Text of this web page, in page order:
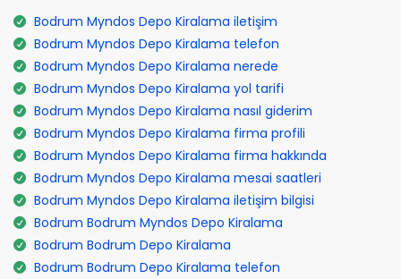
Bodrum Myndos Depo Kiralama iletişim
Bodrum Myndos Depo Kiralama telefon
Bodrum Myndos Depo Kiralama nerede
Bodrum Myndos Depo Kiralama yol tarifi
Bodrum Myndos Depo Kiralama nasıl giderim
Bodrum Myndos Depo Kiralama firma profili
Bodrum Myndos Depo Kiralama firma hakkında
Bodrum Myndos Depo Kiralama mesai saatleri
Bodrum Myndos Depo Kiralama iletişim bilgisi
Bodrum Bodrum Myndos Depo Kiralama
Bodrum Bodrum Depo Kiralama
Bodrum Bodrum Depo Kiralama telefon